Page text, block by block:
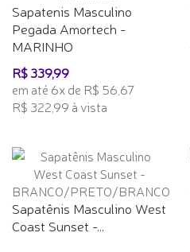
Sapatenis Masculino
Pegada Amortech -
MARINHO
R$ 339,99
em até 6x de R$ 56,67
R$ 322,99 à vista
Sapatênis Masculino West
Coast Sunset -...